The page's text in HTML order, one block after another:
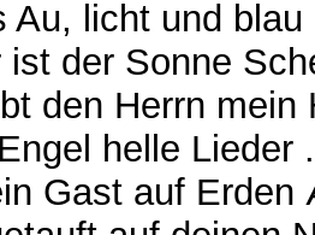
Au, licht und
ist der Sonne
den Herrn
helle
Gast auf